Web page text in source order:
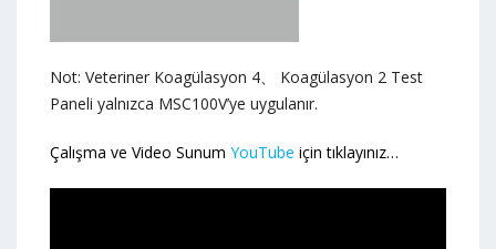
Not: Veteriner Koagülasyon 4、 Koagülasyon 2 Test
Paneli yalnızca MSC100V’ye uygulanır.
Çalışma ve Video Sunum YouTube için tıklayınız…